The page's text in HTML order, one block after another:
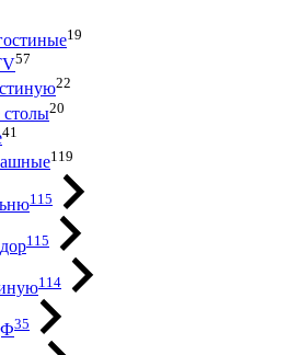
19
57
22
20
41
119
115
115
114
35